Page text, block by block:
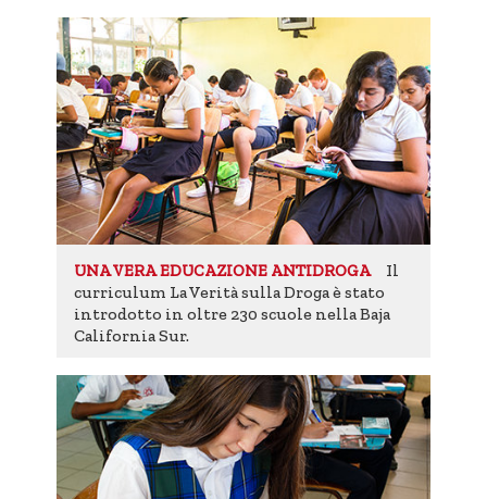
UNA VERA EDUCAZIONE ANTIDROGA
Il
curriculum La Verità sulla Droga è stato
introdotto in oltre 230 scuole nella Baja
California Sur.